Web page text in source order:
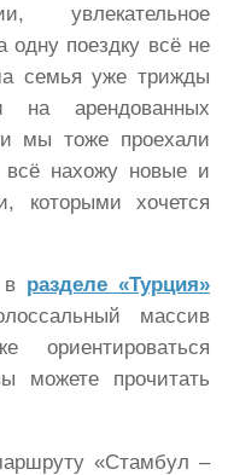
увлекательное
одну поездку всё не
семья уже трижды
на арендованных
мы тоже проехали
нахожу новые и
которыми хочется
в разделе «Турция»
массив
можете прочитать
«Стамбул –